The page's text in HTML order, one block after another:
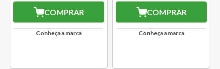
COMPRAR
Conheça a marca
COMPRAR
Conheça a marca